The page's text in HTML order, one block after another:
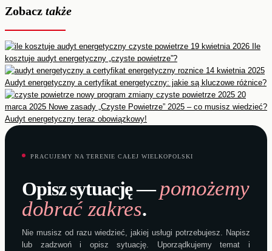
Zobacz także
19 kwietnia 2026
Ile
kosztuje audyt energetyczny „czyste powietrze”?
14 kwietnia 2025
Audyt energetyczny a certyfikat energetyczny: jakie są kluczowe różnice?
20
marca 2025 Nowe zasady „Czyste Powietrze” 2025 – co musisz wiedzieć?
Audyt energetyczny teraz obowiązkowy!
PRACUJEMY NA TERENIE CAŁEJ WIELKOPOLSKI
Opisz sytuację —pomożemy
dobrać zakres.
Nie musisz od razu wiedzieć, jakiej usługi potrzebujesz. Napisz
lub zadzwoń i opisz sytuację. Uporządkujemy temat i